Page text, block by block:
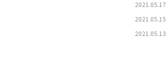
2021.05.17
2021.05.15
2021.05.13